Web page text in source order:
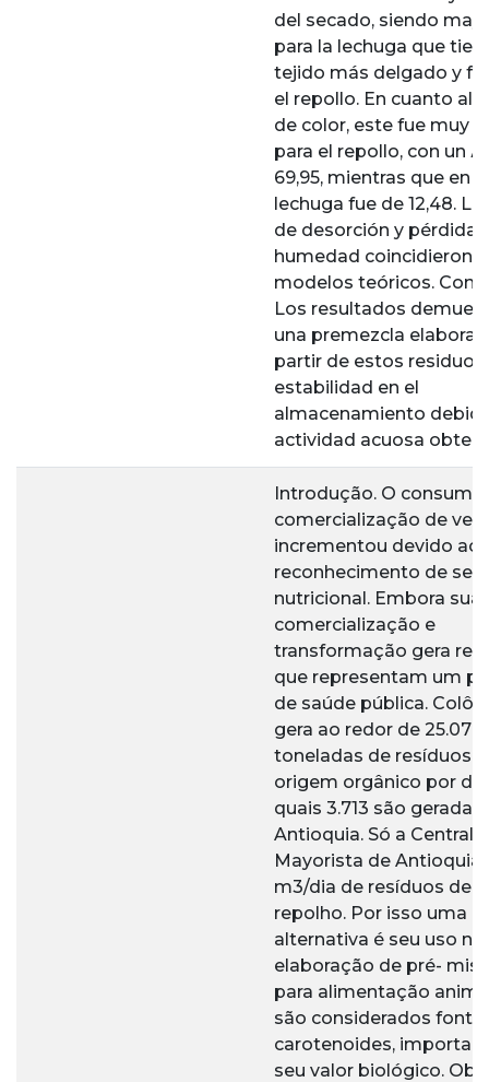
del secado, siendo
para la lechuga que
tejido más delgado y
el repollo. En cuanto al
de color, este fue muy
para el repollo, con un
69,95, mientras que en la
lechuga fue de 12,48.
de desorción y pérdida
humedad coincidieron
modelos teóricos.
Los resultados
una premezcla
partir de estos residuos
estabilidad en el
almacenamiento
actividad acuosa
Introdução. O consumo
comercialização de
incrementou devido ao
reconhecimento de seu
nutricional. Embora sua
comercialização e
transformação gera
que representam um
de saúde pública.
gera ao redor de 25.079
toneladas de resíduos
origem orgânico por
quais 3.713 são geradas
Antioquia. Só a Central
Mayorista de Antioquia
m3/dia de resíduos de
repolho. Por isso uma
alternativa é seu uso na
elaboração de pré-
para alimentação
são considerados fonte
carotenoides,
seu valor biológico.